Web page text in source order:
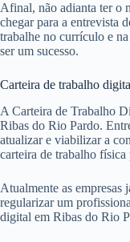
Afinal, não adianta ter o
chegar para a entrevista
trabalhe no currículo e
ser um sucesso.
Carteira de trabalho
A Carteira de Trabalho
Ribas do Rio Pardo.
atualizar e viabilizar a
carteira de trabalho física
Atualmente as empresas
regularizar um
digital em Ribas do Rio